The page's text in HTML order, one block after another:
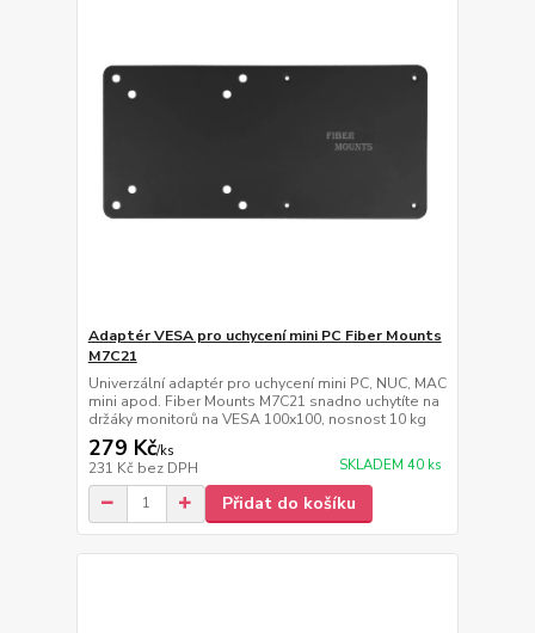
Adaptér VESA pro uchycení mini PC Fiber Mounts
M7C21
Univerzální adaptér pro uchycení mini PC, NUC, MAC
mini apod. Fiber Mounts M7C21 snadno uchytíte na
držáky monitorů na VESA 100x100, nosnost 10 kg
279 Kč/ks
231 Kč bez DPH SKLADEM 40 ks
Přidat do košíku